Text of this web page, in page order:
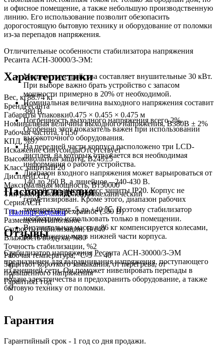
и офисное помещение, а также небольшую производственную
линию. Его использование позволит обезопасить
дорогостоящую бытовую технику и оборудование от поломки
из-за перепадов напряжения.
Отличительные особенности стабилизатора напряжения
Ресанта АСН-30000/3-ЭМ:
Мощность устройства составляет внушительные 30 кВт.
При выборе важно брать устройство с запасом
мощности примерно в 20% от необходимой.
Номинальная величина выходного напряжения составит
380 В.
Погрешность выходного напряжения всего 2%.
Особенно этот показатель важен при использовании
высокоточного оборудования.
На передней части корпуса расположено три LCD-
дисплея, на которых отражается вся необходимая
информация о работе устройства.
Диапазон входного напряжения может варьироваться от
140 до 260 В, а линейное – 240-430 В.
Устройство имеет класс защиты IP20. Корпус не
герметизирован. Кроме этого, диапазон рабочих
температур от -5 до +40 ℃. Поэтому стабилизатор
необходимо использовать только в помещении.
Внушительная масса в 86 кг компенсируется колесами,
расположенными в нижней части корпуса.
Стабилизатор напряжения Ресанта АСН-30000/3-ЭМ
предназначен для выравнивания напряжения, поступающего
из внешней сети. Он поможет нивелировать перепады в
подаче электричества и предохранить оборудование, а также
бытовую технику от поломки.
Характеристики
Вес, кг88.74 кг
БрендРесанта
Габариты упаковки0.475 × 0.455 × 0.475 м
Номинальная величина выходного напряжения, В380В ± 2%
Рабочая частота, Гц50
КПД, %97
Искажение синусоидыОтсутствует
Высоковольтная защита, В245±5
Класс защитыIP20
ДисплейLCD
Максимальная мощность, Вт30000
Тип расположенияЭлектромеханический
СерияАСН
Тип напряженияТрехфазное (380 В)
РазмещениеНапольное
Скорость стабилизации, В/с40
Влажность воздуха, %80
Точность стабилизации, %2
Рабочая температура, °C-5 — 40
Защитаот короткого замыкания, от перегрева, от
повышенного напряжения
Гарантия1 год
Паспорт изделия
Паспорт изделия
Отзывы
0
0
0
0
0
Гарантия
Гарантийный срок - 1 год со дня продажи.